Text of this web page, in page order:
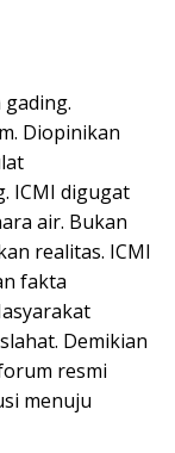
Diopinikan
ICMI digugat
air. Bukan
realitas. ICMI
fakta
Demikian
resmi
menuju